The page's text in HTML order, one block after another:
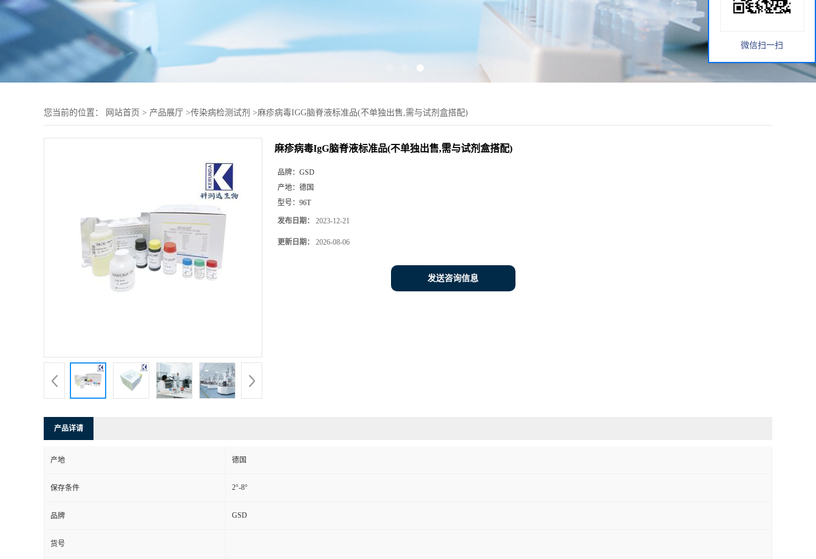
您当前的位置： 网站首页 > 产品展厅 >传染病检测试剂 >麻疹病毒IGG脑脊液标准品(不单独出售,需与试剂盒搭配)
麻疹病毒IgG脑脊液标准品(不单独出售,需与试剂盒搭配)
品牌： GSD
产地： 德国
型号： 96T
发布日期： 2023-12-21
更新日期： 2026-08-06
发送咨询信息
产品详请
产地 德国
保存条件 2°-8°
品牌 GSD
货号
微信扫一扫